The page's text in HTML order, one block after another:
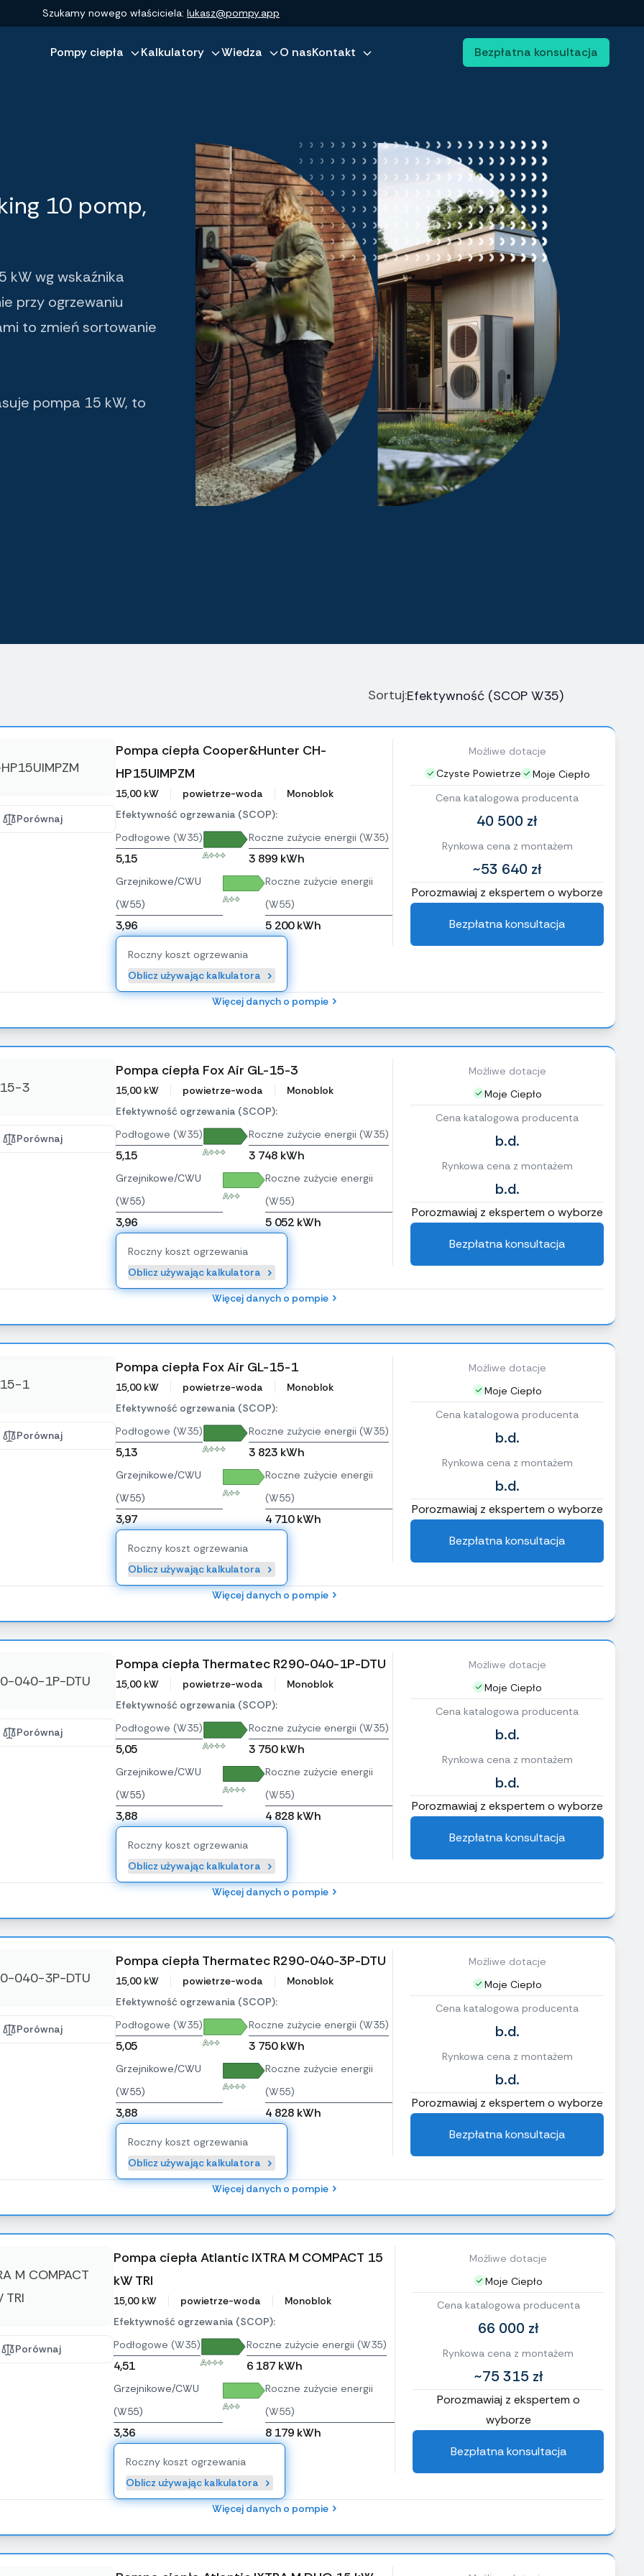
Szukamy nowego właściciela: lukasz@pompy.app
Pompy ciepła Kalkulatory Wiedza O nasKontakt Bezpłatna konsultacja
10 pomp,
kW wg wskaźnika
przy ogrzewaniu
to zmień sortowanie
pompa 15 kW, to
Sortuj:
Porównaj
Pompa ciepła Cooper&Hunter CH-
HP15UIMPZM
15,00 kW powietrze-woda
Monoblok
Efektywność ogrzewania (SCOP):
Podłogowe (W35)
5,15 A+++
Roczne zużycie energii (W35)
3 899 kWh
Grzejnikowe/CWU
(W55)
3,96
A++
Roczne zużycie energii
(W55)
5 200 kWh
Roczny koszt ogrzewania
Oblicz używając kalkulatora
Możliwe dotacje
Czyste Powietrze
Moje Ciepło
Cena katalogowa producenta
40 500 zł
Rynkowa cena z montażem
~53 640 zł
Porozmawiaj z ekspertem o wyborze
Bezpłatna konsultacja
Więcej danych o pompie
Porównaj
Pompa ciepła Fox Air GL-15-3
15,00 kW powietrze-woda
Monoblok
Efektywność ogrzewania (SCOP):
Podłogowe (W35)
5,15 A+++
Roczne zużycie energii (W35)
3 748 kWh
Grzejnikowe/CWU
(W55)
3,96
A++
Roczne zużycie energii
(W55)
5 052 kWh
Roczny koszt ogrzewania
Oblicz używając kalkulatora
Możliwe dotacje
Moje Ciepło
Cena katalogowa producenta
b.d.
Rynkowa cena z montażem
b.d.
Porozmawiaj z ekspertem o wyborze
Bezpłatna konsultacja
Więcej danych o pompie
Porównaj
Pompa ciepła Fox Air GL-15-1
15,00 kW powietrze-woda
Monoblok
Efektywność ogrzewania (SCOP):
Podłogowe (W35)
5,13 A+++
Roczne zużycie energii (W35)
3 823 kWh
Grzejnikowe/CWU
(W55)
3,97
A++
Roczne zużycie energii
(W55)
4 710 kWh
Roczny koszt ogrzewania
Oblicz używając kalkulatora
Możliwe dotacje
Moje Ciepło
Cena katalogowa producenta
b.d.
Rynkowa cena z montażem
b.d.
Porozmawiaj z ekspertem o wyborze
Bezpłatna konsultacja
Więcej danych o pompie
Porównaj
Pompa ciepła Thermatec R290-040-1P-DTU
15,00 kW powietrze-woda
Monoblok
Efektywność ogrzewania (SCOP):
Podłogowe (W35)
5,05 A+++
Roczne zużycie energii (W35)
3 750 kWh
Grzejnikowe/CWU
(W55)
3,88
A+++
Roczne zużycie energii
(W55)
4 828 kWh
Roczny koszt ogrzewania
Oblicz używając kalkulatora
Możliwe dotacje
Moje Ciepło
Cena katalogowa producenta
b.d.
Rynkowa cena z montażem
b.d.
Porozmawiaj z ekspertem o wyborze
Bezpłatna konsultacja
Więcej danych o pompie
Porównaj
Pompa ciepła Thermatec R290-040-3P-DTU
15,00 kW powietrze-woda
Monoblok
Efektywność ogrzewania (SCOP):
Podłogowe (W35)
5,05 A++
Roczne zużycie energii (W35)
3 750 kWh
Grzejnikowe/CWU
(W55)
3,88
A+++
Roczne zużycie energii
(W55)
4 828 kWh
Roczny koszt ogrzewania
Oblicz używając kalkulatora
Możliwe dotacje
Moje Ciepło
Cena katalogowa producenta
b.d.
Rynkowa cena z montażem
b.d.
Porozmawiaj z ekspertem o wyborze
Bezpłatna konsultacja
Więcej danych o pompie
Porównaj
Pompa ciepła Atlantic IXTRA M COMPACT 15
kW TRI
15,00 kW powietrze-woda
Monoblok
Efektywność ogrzewania (SCOP):
Podłogowe (W35)
4,51 A+++
Roczne zużycie energii (W35)
6 187 kWh
Grzejnikowe/CWU
(W55)
3,36
A++
Roczne zużycie energii
(W55)
8 179 kWh
Roczny koszt ogrzewania
Oblicz używając kalkulatora
Możliwe dotacje
Moje Ciepło
Cena katalogowa producenta
66 000 zł
Rynkowa cena z montażem
~75 315 zł
Porozmawiaj z ekspertem o
wyborze
Bezpłatna konsultacja
Więcej danych o pompie